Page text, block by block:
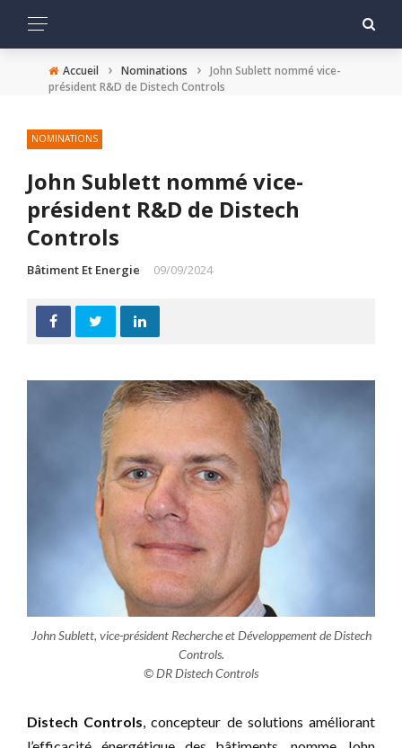
Accueil › Nominations › John Sublett nommé vice-
président R&D de Distech Controls
NOMINATIONS
John Sublett nommé vice-
président R&D de Distech
Controls
Bâtiment Et Energie 09/09/2024
John Sublett, vice-président Recherche et Développement de Distech
Controls.
© DR Distech Controls
Distech Controls, concepteur de solutions améliorant